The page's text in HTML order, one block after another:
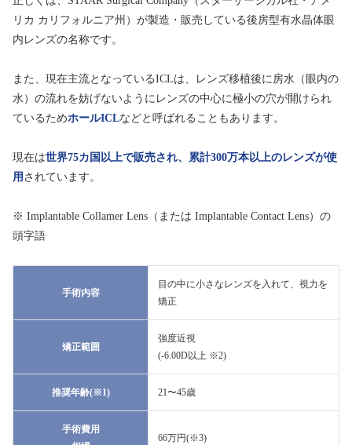
リカ カリフォルニア州）が製造・販売している後房型有水晶体眼
内レンズの名称です。
また、現在主流となっているICLは、レンズ移植後に房水（眼内の
水）の流れを妨げないようにレンズの中心に極小の穴が開けられ
ているためホールICLなどと呼ばれることもあります。
現在は世界75カ国以上で販売され、累計300万本以上のレンズが使
用 されています。
※ Implantable Collamer Lens（または Implantable Contact Lens）の
頭字語
手術内容
目の中に小さなレンズを入れて、視力を
矯正
矯正範囲
強度近視
(-6.00D以上 ※2)
推奨年齢(※1) 21〜45歳
手術費用
66万円(※3)